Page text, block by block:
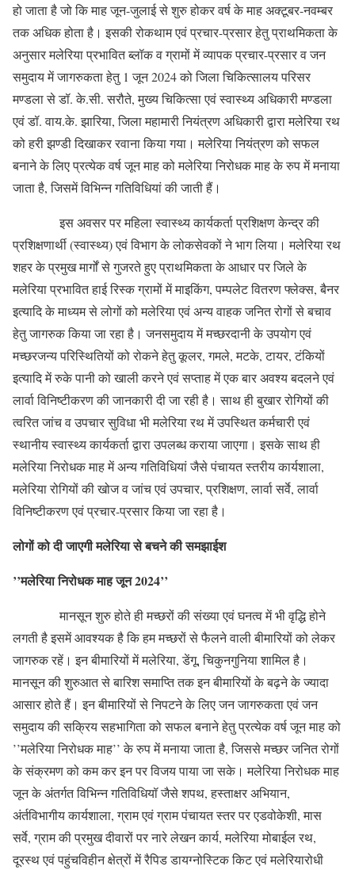
हो जाता है जो कि माह जून-जुलाई से शुरु होकर वर्ष के माह अक्टूबर-नवम्बर
तक अधिक होता है। इसकी रोकथाम एवं प्रचार-प्रसार हेतु प्राथमिकता के
अनुसार मलेरिया प्रभावित ब्लॉक व ग्रामों में व्यापक प्रचार-प्रसार व जन
समुदाय में जागरुकता हेतु 1 जून 2024 को जिला चिकित्सालय परिसर
मण्डला से डॉ. के.सी. सरौते, मुख्य चिकित्सा एवं स्वास्थ्य अधिकारी मण्डला
एवं डॉ. वाय.के. झारिया, जिला महामारी नियंत्रण अधिकारी द्वारा मलेरिया रथ
को हरी झण्डी दिखाकर रवाना किया गया। मलेरिया नियंत्रण को सफल
बनाने के लिए प्रत्येक वर्ष जून माह को मलेरिया निरोधक माह के रुप में मनाया
जाता है, जिसमें विभिन्न गतिविधियां की जाती हैं।
इस अवसर पर महिला स्वास्थ्य कार्यकर्ता प्रशिक्षण केन्द्र की
प्रशिक्षणार्थी (स्वास्थ्य) एवं विभाग के लोकसेवकों ने भाग लिया। मलेरिया रथ
शहर के प्रमुख मार्गों से गुजरते हुए प्राथमिकता के आधार पर जिले के
मलेरिया प्रभावित हाई रिस्क ग्रामों में माइकिंग, पम्पलेट वितरण फ्लेक्स, बैनर
इत्यादि के माध्यम से लोगों को मलेरिया एवं अन्य वाहक जनित रोगों से बचाव
हेतु जागरुक किया जा रहा है। जनसमुदाय में मच्छरदानी के उपयोग एवं
मच्छरजन्य परिस्थितियों को रोकने हेतु कूलर, गमले, मटके, टायर, टंकियों
इत्यादि में रुके पानी को खाली करने एवं सप्ताह में एक बार अवश्य बदलने एवं
लार्वा विनिष्टीकरण की जानकारी दी जा रही है। साथ ही बुखार रोगियों की
त्वरित जांच व उपचार सुविधा भी मलेरिया रथ में उपस्थित कर्मचारी एवं
स्थानीय स्वास्थ्य कार्यकर्ता द्वारा उपलब्ध कराया जाएगा। इसके साथ ही
मलेरिया निरोधक माह में अन्य गतिविधियां जैसे पंचायत स्तरीय कार्यशाला,
मलेरिया रोगियों की खोज व जांच एवं उपचार, प्रशिक्षण, लार्वा सर्वे, लार्वा
विनिष्टीकरण एवं प्रचार-प्रसार किया जा रहा है।
लोगों को दी जाएगी मलेरिया से बचने की समझाईश
’’मलेरिया निरोधक माह जून2024’’
मानसून शुरु होते ही मच्छरों की संख्या एवं घनत्व में भी वृद्धि होने
लगती है इसमें आवश्यक है कि हम मच्छरों से फैलने वाली बीमारियों को लेकर
जागरुक रहें। इन बीमारियों में मलेरिया, डेंगू, चिकुनगुनिया शामिल है।
मानसून की शुरुआत से बारिश समाप्ति तक इन बीमारियों के बढ़ने के ज्यादा
आसार होते हैं। इन बीमारियों से निपटने के लिए जन जागरुकता एवं जन
समुदाय की सक्रिय सहभागिता को सफल बनाने हेतु प्रत्येक वर्ष जून माह को
’’मलेरिया निरोधक माह’’ के रुप में मनाया जाता है, जिससे मच्छर जनित रोगों
के संक्रमण को कम कर इन पर विजय पाया जा सके। मलेरिया निरोधक माह
जून के अंतर्गत विभिन्न गतिविधियॉ जैसे शपथ, हस्ताक्षर अभियान,
अंर्तविभागीय कार्यशाला, ग्राम एवं ग्राम पंचायत स्तर पर एडवोकेशी, मास
सर्वे, ग्राम की प्रमुख दीवारों पर नारे लेखन कार्य, मलेरिया मोबाईल रथ,
दूरस्थ एवं पहुंचविहीन क्षेत्रों में रैपिड डायग्नोस्टिक किट एवं मलेरियारोधी